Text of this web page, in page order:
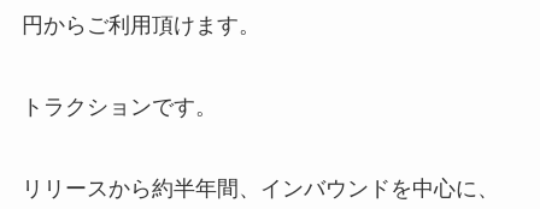
円からご利用頂けます。
トラクションです。
リリースから約半年間、インバウンドを中心に、